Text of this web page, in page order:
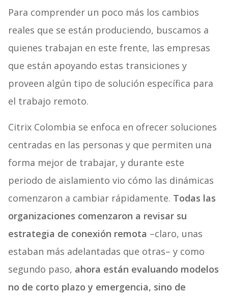
Para comprender un poco más los cambios
reales que se están produciendo, buscamos a
quienes trabajan en este frente, las empresas
que están apoyando estas transiciones y
proveen algún tipo de solución específica para
el trabajo remoto.
Citrix Colombia se enfoca en ofrecer soluciones
centradas en las personas y que permiten una
forma mejor de trabajar, y durante este
periodo de aislamiento vio cómo las dinámicas
comenzaron a cambiar rápidamente. Todas las
organizaciones comenzaron a revisar su
estrategia de conexión remota –claro, unas
estaban más adelantadas que otras– y como
segundo paso, ahora están evaluando modelos
no de corto plazo y emergencia, sino de